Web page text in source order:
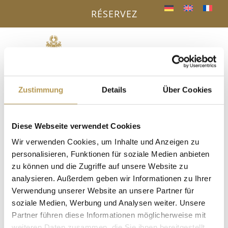
Zustimmung Details Über Cookies
Diese Webseite verwendet Cookies
Wir verwenden Cookies, um Inhalte und Anzeigen zu
personalisieren, Funktionen für soziale Medien anbieten
zu können und die Zugriffe auf unsere Website zu
analysieren. Außerdem geben wir Informationen zu Ihrer
Verwendung unserer Website an unsere Partner für
soziale Medien, Werbung und Analysen weiter. Unsere
Partner führen diese Informationen möglicherweise mit
a Menu
RÉSERVEZ
Cet évènement est passé.
Marché aux gâteaux à Wolfach
18. décembre 2025, 10h00-22h00
Le « Kuchenmarkt » est l’une des plus anciennes foires de
Wolfach et tire son nom des « Spitzwecken » spécialement